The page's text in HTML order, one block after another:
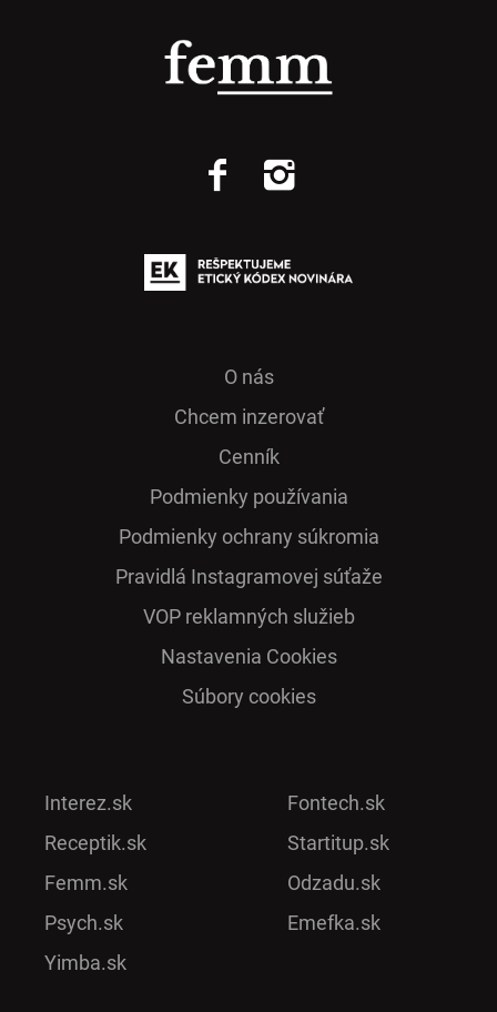
O nás
Chcem inzerovať
Cenník
Podmienky používania
Podmienky ochrany súkromia
Pra­vidlá Ins­ta­gra­mo­vej sú­ťaže
VOP reklamných služieb
Nastavenia Cookies
Súbory cookies
Interez.sk
Receptik.sk
Femm.sk
Psych.sk
Yimba.sk
Fontech.sk
Startitup.sk
Odzadu.sk
Emefka.sk